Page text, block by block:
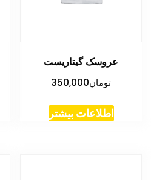
عروسک گیتاریست
تومان350,000
اطلاعات بیشتر